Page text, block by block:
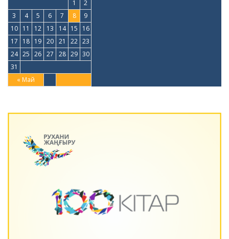
« Май
1
2
3
4 5 6 7 8
9
10
11 12 13 14 15
16
17
18 19 20 21 22 23
24 25 26 27 28 29 30
31